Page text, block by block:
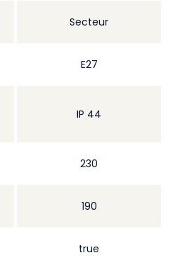
Secteur
E27
IP 44
230
190
true